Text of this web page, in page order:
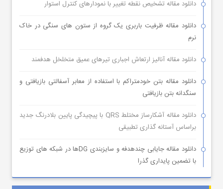
دانلود مقاله تشخیص نقطه تغییر با نمودارهای کنترل استوار
دانلود مقاله ظرفیت باربری یک گروه از ستون های سنگی در خاک
نرم
دانلود مقاله آنالیز ارتعاش اجباری تیرهای عمیق متخلخل هدفمند
دانلود مقاله بتن خودمتراکم با استفاده از معابر آسفالتی بازیافتی و
سنگدانه بتن بازیافتی
دانلود مقاله آشکارساز مختلط QRS با پیچیدگی پایین بلادرنگ جدید
براساس آستانه گذاری تطبیقی
دانلود مقاله جایابی چندهدفه و سایزبندی DGها در شبکه های توزیع
با تضمین پایداری گذرا